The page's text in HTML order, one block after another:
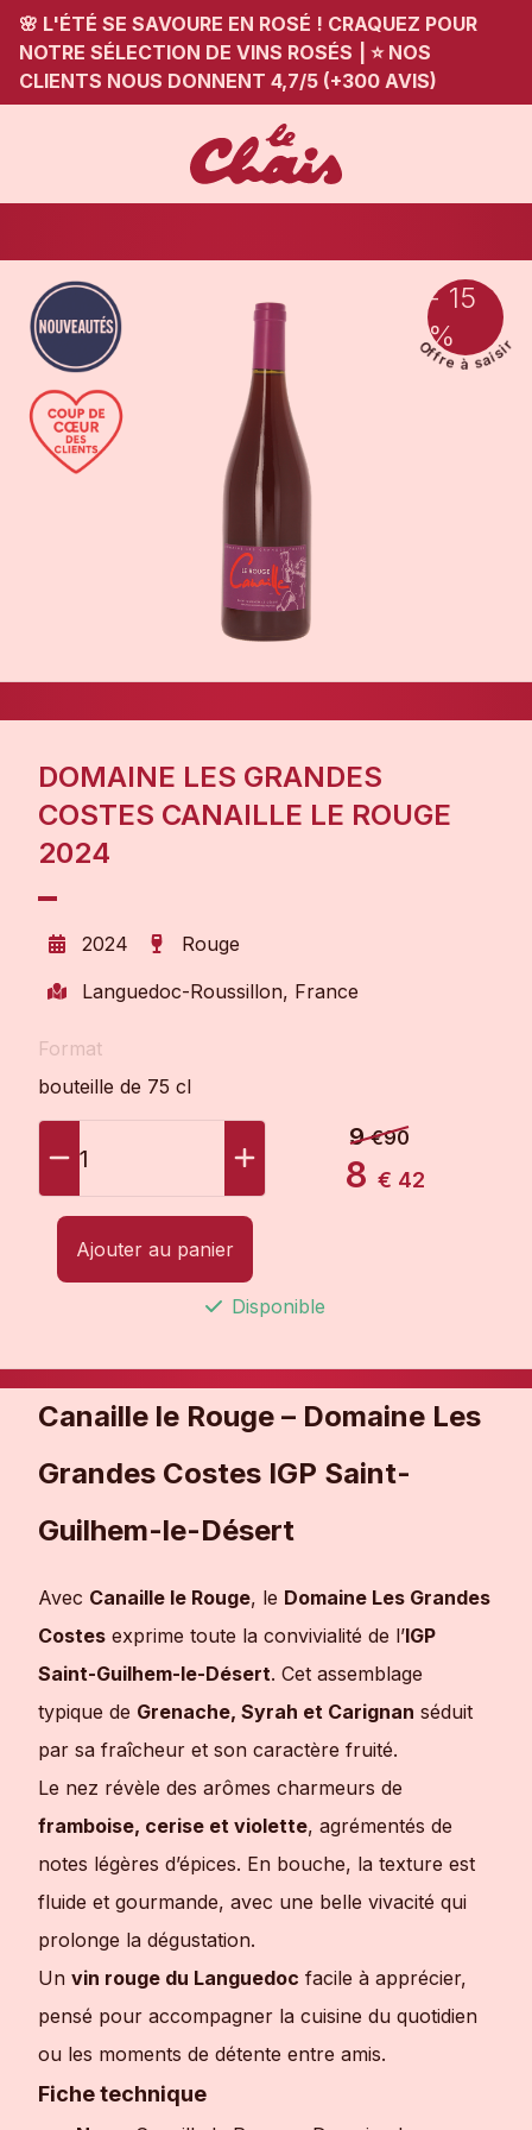
🌸 L'ÉTÉ SE SAVOURE EN ROSÉ ! CRAQUEZ POUR
NOTRE SÉLECTION DE VINS ROSÉS
⭐ NOS
CLIENTS NOUS DONNENT 4,7/5 (+300 AVIS)
- 15
%
DOMAINE LES GRANDES
COSTES CANAILLE LE ROUGE
2024
2024
Rouge
Languedoc-Roussillon, France
Format
bouteille de 75 cl
1
9€90
8 € 42
Ajouter au panier
Disponible
Canaille le Rouge – Domaine Les
Grandes Costes IGP Saint-
Guilhem-le-Désert
Avec Canaille le Rouge, le Domaine Les Grandes
Costes exprime toute la convivialité de l’IGP
Saint-Guilhem-le-Désert. Cet assemblage
typique de Grenache, Syrah et Carignan séduit
par sa fraîcheur et son caractère fruité.
Le nez révèle des arômes charmeurs de
framboise, cerise et violette, agrémentés de
notes légères d’épices. En bouche, la texture est
fluide et gourmande, avec une belle vivacité qui
prolonge la dégustation.
Un vin rouge du Languedoc facile à apprécier,
pensé pour accompagner la cuisine du quotidien
ou les moments de détente entre amis.
Fiche technique